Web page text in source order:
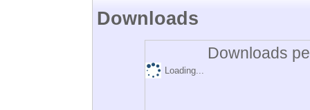
Downloads
Downloads
Loading...